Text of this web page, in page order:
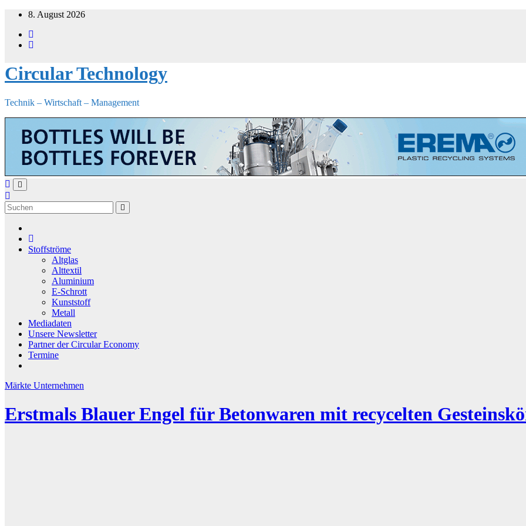
Zum
springen
8. August 2026
Circular Technology
Technik – Wirtschaft – Management
Stoffströme
Altglas
Alttextil
Aluminium
E-Schrott
Kunststoff
Metall
Mediadaten
Unsere Newsletter
Partner der Circular Economy
Termine
Märkte Unternehmen
Erstmals Blauer Engel für Betonwaren mit recycelten